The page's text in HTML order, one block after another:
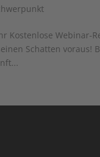
Kostenlose Webinar-
Schatten